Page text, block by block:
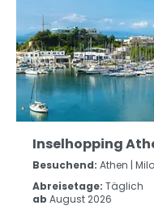
Inselhopping
Besuchend: Athen |
Abreisetage: Täglich
ab August 2026